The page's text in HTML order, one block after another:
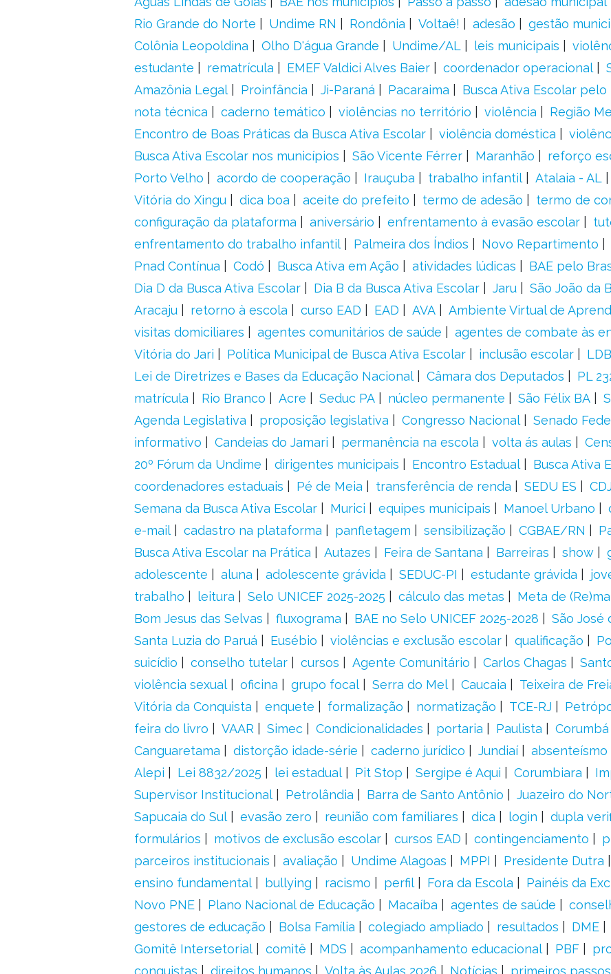
Rio Grande do Norte
Undime RN Rondônia Voltaê! adesão gestão
Colônia Leopoldina
Olho D'água Grande Undime/AL leis municipais
estudante
rematrícula EMEF Valdici Alves Baier coordenador operacional
Amazônia Legal
Proinfância Ji-Paraná Pacaraima Busca Ativa Escolar pelo
nota técnica
caderno temático violências no território violência
Região
Encontro de Boas Práticas da Busca Ativa Escolar
violência doméstica
Busca Ativa Escolar nos municípios
São Vicente Férrer Maranhão reforço
Porto Velho
acordo de cooperação Irauçuba trabalho infantil Atalaia - AL
Vitória do Xingu
dica boa aceite do prefeito termo de adesão
termo de
configuração da plataforma
aniversário enfrentamento à evasão escolar
enfrentamento do trabalho infantil
Palmeira dos Índios Novo Repartimento
Pnad Contínua
Codó Busca Ativa em Ação atividades lúdicas BAE pelo
Dia D da Busca Ativa Escolar
Dia B da Busca Ativa Escolar Jaru São João da
Aracaju
retorno à escola curso EAD EAD AVA Ambiente Virtual de
visitas domiciliares
agentes comunitários de saúde agentes de combate às
Vitória do Jari
Política Municipal de Busca Ativa Escolar inclusão escolar
LDB
Lei de Diretrizes e Bases da Educação Nacional
Câmara dos Deputados PL
matrícula
Rio Branco Acre Seduc PA núcleo permanente São Félix BA
Agenda Legislativa
proposição legislativa Congresso Nacional Senado
informativo
Candeias do Jamari permanência na escola volta ás aulas
20º Fórum da Undime
dirigentes municipais Encontro Estadual
Busca Ativa
coordenadores estaduais
Pé de Meia transferência de renda SEDU ES
Semana da Busca Ativa Escolar
Murici equipes municipais Manoel Urbano
e-mail
cadastro na plataforma panfletagem sensibilização CGBAE/RN
Busca Ativa Escolar na Prática
Autazes Feira de Santana Barreiras show
adolescente
aluna adolescente grávida SEDUC-PI estudante grávida
trabalho
leitura Selo UNICEF 2025-2025 cálculo das metas Meta de
Bom Jesus das Selvas
fluxograma BAE no Selo UNICEF 2025-2028 São José
Santa Luzia do Paruá
Eusébio violências e exclusão escolar qualificação
suicídio
conselho tutelar cursos Agente Comunitário Carlos Chagas
violência sexual
oficina grupo focal Serra do Mel Caucaia Teixeira de
Vitória da Conquista
enquete formalização normatização TCE-RJ
feira do livro
VAAR Simec Condicionalidades portaria Paulista Corumbá
Canguaretama
distorção idade-série caderno jurídico Jundiaí absenteísmo
Alepi
Lei 8832/2025 lei estadual Pit Stop Sergipe é Aqui Corumbiara
Supervisor Institucional
Petrolândia Barra de Santo Antônio Juazeiro do
Sapucaia do Sul
evasão zero reunião com familiares dica login dupla
formulários
motivos de exclusão escolar cursos EAD contingenciamento
parceiros institucionais
avaliação Undime Alagoas MPPI Presidente Dutra
ensino fundamental
bullying racismo perfil Fora da Escola Painéis da
Novo PNE
Plano Nacional de Educação Macaíba agentes de saúde
gestores de educação
Bolsa Família colegiado ampliado resultados DME
Gomitê Intersetorial
comitê MDS acompanhamento educacional PBF
conquistas
direitos humanos Volta às Aulas 2026 Notícias primeiros passos